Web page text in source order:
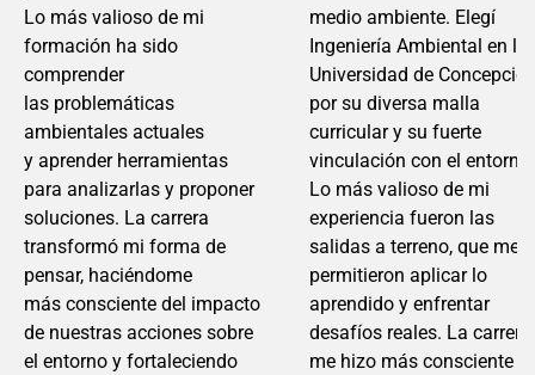
Lo más valioso de mi
formación ha sido
comprender
las probl emáticas
ambientales actuales
y aprender herramientas
para analizarlas y proponer
so luciones. La carrera
transformó mi forma de
pensar, haciéndome
más consciente del impacto
de nuestras acciones sobre
el entorno y fortaleciendo
medio ambiente. Elegí
Ingeniería Ambiental en la
Universidad de
por su diversa malla
curricular y su fuerte
vinculación con el entorno.
Lo más valioso de mi
experiencia fueron las
salidas a terreno, que me
permitieron aplicar lo
aprendido y enfrentar
desafíos reales. La carrera
me hizo más consciente